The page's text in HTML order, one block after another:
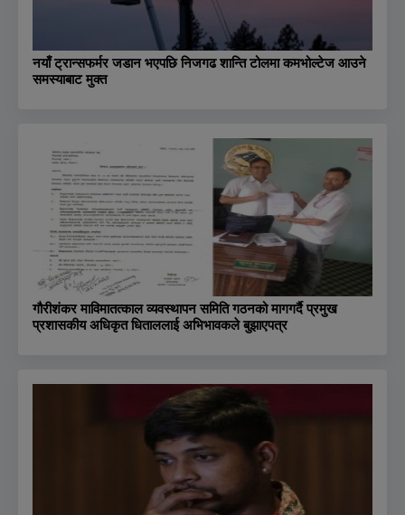
नयाँ ट्रान्सफर्मर जडान भएपछि निजगढ शान्ति टोलमा कमभोल्टेज आउने
समस्याबाट मुक्त
गौरीशंकर माविमातत्काल व्यवस्थापन समिति गठनको मागगर्दै प्रमुख
प्रशासकीय अधिकृत धिताललाई अभिभावकले बुझाएपत्र